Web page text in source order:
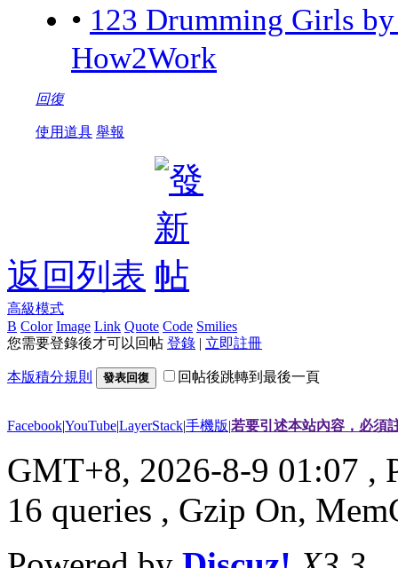
• 123 Drumming Girls
How2Work
回復
使用道具 舉報
返回列表
高級模式
B Color Image Link Quote Code Smilies
您需要登錄後才可以回帖 登錄 | 立即註冊
本版積分規則 發表回復 回帖後跳轉到最後一頁
Facebook|YouTube|LayerStack|手機版|若要引述本站內容，必須
GMT+8, 2026-8-9 01:07 ,
16 queries , Gzip On,